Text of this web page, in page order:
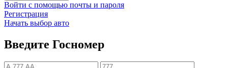
Войти с помощью почты и пароля
Регистрация
Начать выбор авто
Введите Госномер